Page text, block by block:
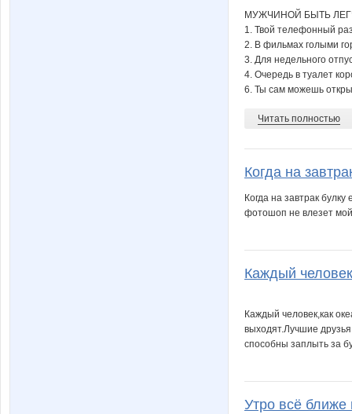
МУЖЧИНОЙ БЫТЬ
1. Твой телефонный
2. В фильмах голыми
3. Для недельного
4. Очередь в туалет
6. Ты сам можешь
Читать полностью
Когда на
Когда на завтрак
фотошоп не влезет
Каждый
Каждый человек,как
выходят.Лучшие
способны заплыть за
Утро всё